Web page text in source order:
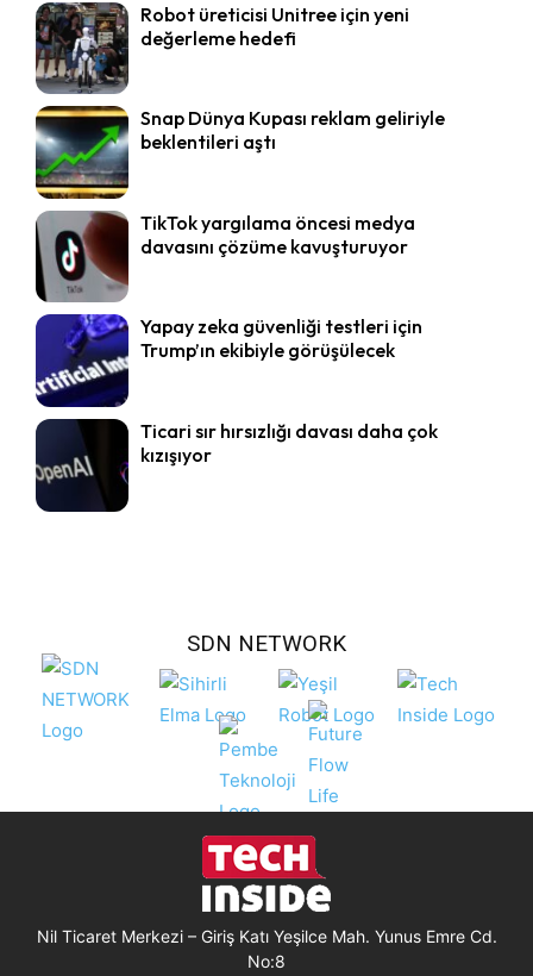
Robot üreticisi Unitree için yeni
değerleme hedefi
Snap Dünya Kupası reklam geliriyle
beklentileri aştı
TikTok yargılama öncesi medya
davasını çözüme kavuşturuyor
Yapay zeka güvenliği testleri için
Trump’ın ekibiyle görüşülecek
Ticari sır hırsızlığı davası daha çok
kızışıyor
SDN NETWORK
Nil Ticaret Merkezi – Giriş Katı Yeşilce Mah. Yunus Emre Cd.
No:8